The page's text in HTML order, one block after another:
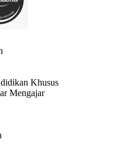
Khusus
Mengajar